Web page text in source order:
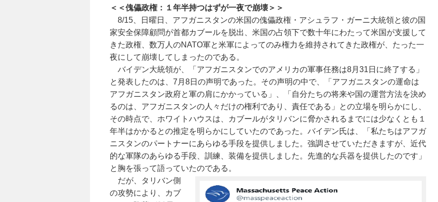
＜＜傀儡政権：１年半持つはずが一夜で崩壊＞＞
8/15、日曜日、アフガニスタンの米国の傀儡政権・アシュラフ・ガーニ大統領と彼の国
家安全保障顧問が首都カブールを脱出、米国の占領下で数十年にわたって米国が支援して
きた政権、数万人のNATO軍と米軍によってのみ権力を維持されてきた政権が、たった一
夜にして崩壊してしまったのである。
バイデン大統領が、「アフガニスタンでのアメリカの軍事任務は8月31日に終了する」
と発表したのは、7月8日の声明であった。その声明の中で、「アフガニスタンの運命は
アフガニスタン政府と軍の肩にかかっている」、「自分たちの将来や国の運営方法を決め
るのは、アフガニスタンの人々だけの権利であり、責任である」との立場を明らかにし、
その時点で、ホワイトハウスは、カブールがタリバンに脅かされるまでには少なくとも１
年半はかかるとの推定を明らかにしていたのであった。バイデン氏は、「私たちはアフガ
ニスタンのパートナーにあらゆる手段を提供しました。強調させていただきますが、近代
的な軍隊のあらゆる手段、訓練、装備を提供しました。先進的な兵器を提供したのです」
と胸を張って語っていたのである。
だが、タリバン側
の攻勢により、カブ